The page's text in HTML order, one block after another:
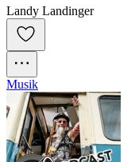
Landy Landinger
Musik